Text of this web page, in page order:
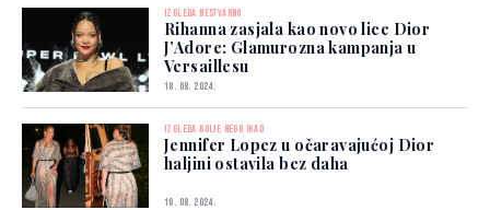
IZGLEDA NESTVARNO
Rihanna zasjala kao novo lice Dior
J’Adore: Glamurozna kampanja u
Versaillesu
18. 08. 2024.
IZGLEDA BOLJE NEGO IKAD
Jennifer Lopez u očaravajućoj Dior
haljini ostavila bez daha
16. 08. 2024.